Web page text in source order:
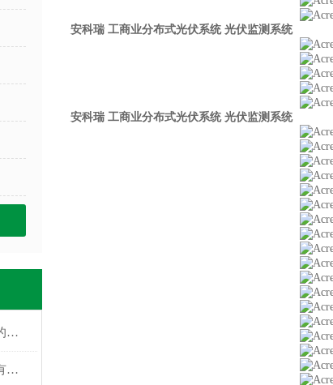
光储充系统在电动汽车充电中的应用
使用光储充系统能实现能源的有效利用
安科瑞 工商业分布式光伏系统 光伏监测系统
安科瑞 工商业分布式光伏系统 光伏监测系统